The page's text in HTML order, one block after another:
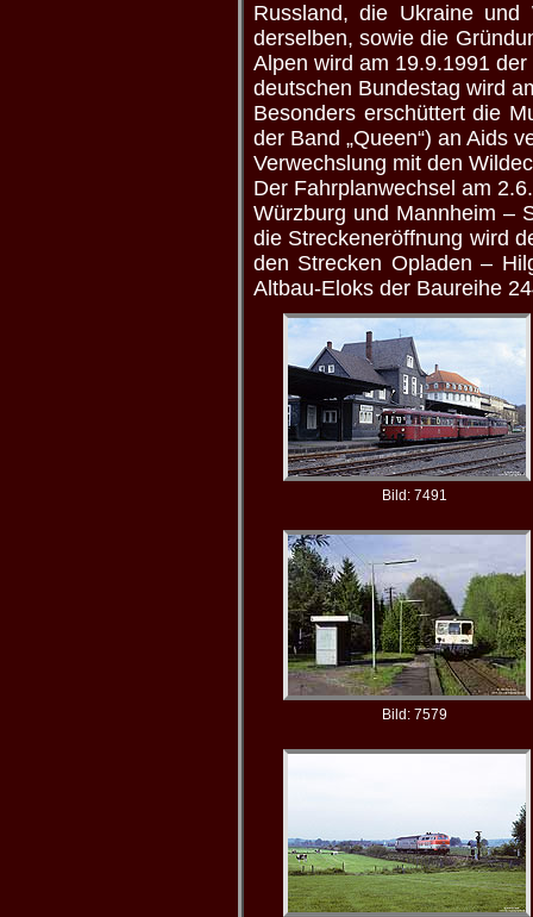
Russland, die Ukraine und
derselben, sowie die
Alpen wird am 19.9.1991
deutschen Bundestag wird
Besonders erschüttert die
der Band „Queen“) an Aids
Verwechslung mit den
Der Fahrplanwechsel am
Würzburg und Mannheim –
die Streckeneröffnung wird
den Strecken Opladen –
Altbau-Eloks der Baureihe
Bild: 7491
Bild: 7579